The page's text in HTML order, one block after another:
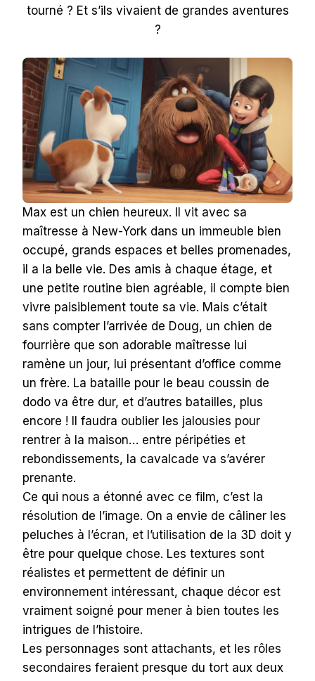
tourné ? Et s’ils vivaient de grandes aventures
?
Max est un chien heureux. Il vit avec sa
maîtresse à New-York dans un immeuble bien
occupé, grands espaces et belles promenades,
il a la belle vie. Des amis à chaque étage, et
une petite routine bien agréable, il compte bien
vivre paisiblement toute sa vie. Mais c’était
sans compter l’arrivée de Doug, un chien de
fourrière que son adorable maîtresse lui
ramène un jour, lui présentant d’office comme
un frère. La bataille pour le beau coussin de
dodo va être dur, et d’autres batailles, plus
encore ! Il faudra oublier les jalousies pour
rentrer à la maison… entre péripéties et
rebondissements, la cavalcade va s’avérer
prenante.
Ce qui nous a étonné avec ce film, c’est la
résolution de l’image. On a envie de câliner les
peluches à l’écran, et l’utilisation de la 3D doit y
être pour quelque chose. Les textures sont
réalistes et permettent de définir un
environnement intéressant, chaque décor est
vraiment soigné pour mener à bien toutes les
intrigues de l’histoire.
Les personnages sont attachants, et les rôles
secondaires feraient presque du tort aux deux